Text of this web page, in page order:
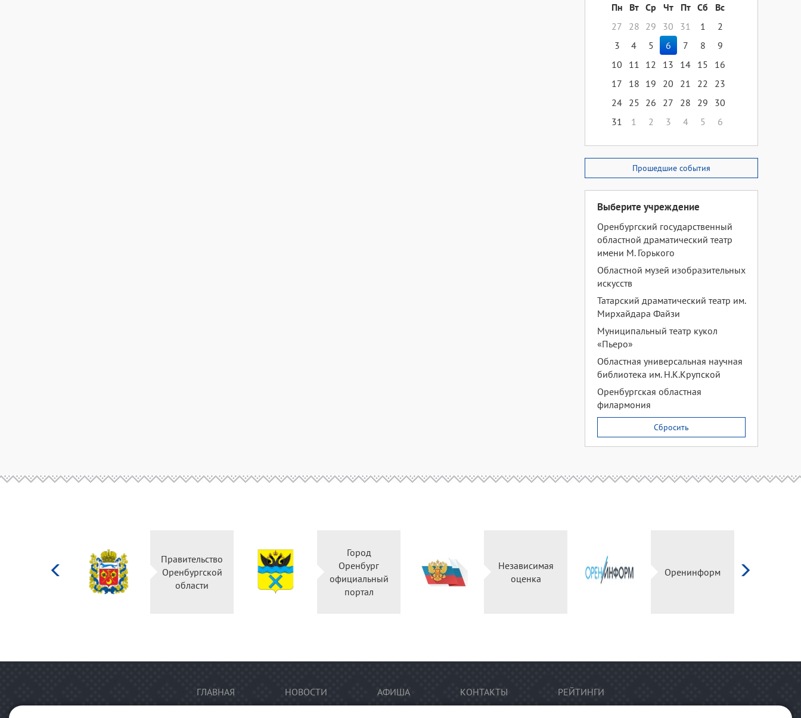
Пн
Вт Ср Чт Пт Сб
Вс
27
28 29 30 31 1
2
3
4 5 6 7 8
9
10
11 12 13 14 15
16
17
18 19 20 21 22
23
24 25 26 27 28 29
30
31
1 2 3 4 5 6
Прошедшие события
Выберите учреждение
Оренбургский государственный
областной драматический театр
имени М. Горького
Областной музей изобразительных
искусств
Татарский драматический театр им.
Мирхайдара Файзи
Муниципальный театр кукол
«Пьеро»
Областная универсальная научная
библиотека им. Н.К.Крупской
Оренбургская областная
филармония
Сбросить
Правительство
Оренбургской
области
Город
Оренбург
официальный
портал
Независимая
оценка
Оренинформ
ГЛАВНАЯ НОВОСТИ АФИША КОНТАКТЫ РЕЙТИНГИ